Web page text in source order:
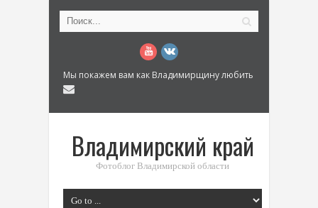
Мы покажем вам как Владимирщину любить
Владимирский край
Фотоблог Владимирской области